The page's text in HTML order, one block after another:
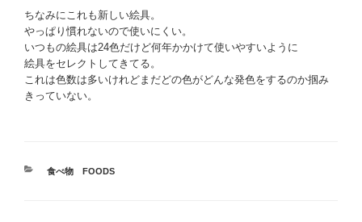
ちなみにこれも新しい絵具。
やっぱり慣れないので使いにくい。
いつもの絵具は24色だけど何年かかけて使いやすいように
絵具をセレクトしてきてる。
これは色数は多いけれどまだどの色がどんな発色をするのか掴み
きっていない。
カ
食べ物 FOODS